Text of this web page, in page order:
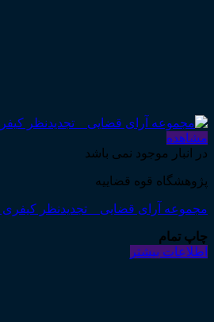
مشاهده
در انبار موجود نمی باشد
پژوهشگاه قوه قضاییه
مجموعه آرای قضایی _ تجدیدنظر کیفری _
چاپ تمام
اطلاعات بیشتر